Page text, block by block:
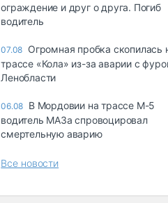
ограждение и друг о друга. Погиб
водитель
07.08 Огромная пробка скопилась
трассе «Кола» из-за аварии с
Ленобласти
06.08 В Мордовии на трассе М-5
водитель МАЗа спровоцировал
смертельную аварию
Все новости